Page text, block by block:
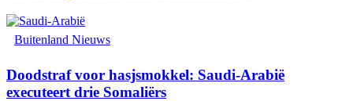
Buitenland Nieuws
Doodstraf voor hasjsmokkel: Saudi-Arabië
executeert drie Somaliërs